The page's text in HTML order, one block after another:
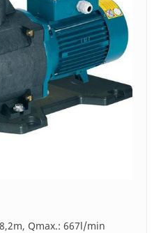
Qmax.: 667l/min